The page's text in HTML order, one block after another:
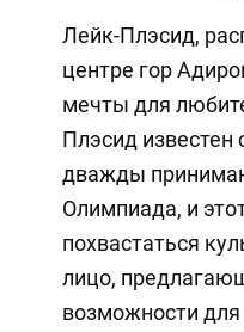
Лейк-Плэсид,
центре гор
мечты для
Плэсид известен
дважды
Олимпиада, и
похвастаться
лицо,
возможности